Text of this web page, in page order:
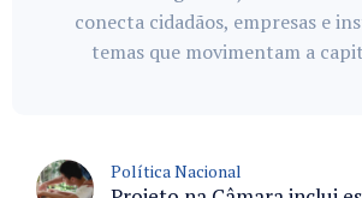
conecta cidadãos, empresas e
temas que movimentam a
Política Nacional